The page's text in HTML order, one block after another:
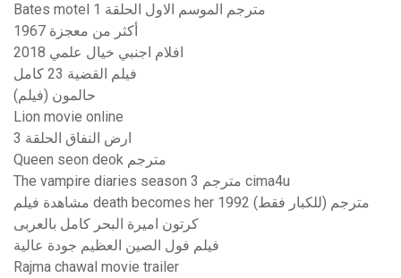
Bates motel مترجم الموسم الاول الحلقة 1
أكثر من معجزة 1967
افلام اجنبي خيال علمي 2018
فيلم القضية 23 كامل
حالمون (فيلم)
Lion movie online
ارض النفاق الحلقة 3
Queen seon deok مترجم
The vampire diaries season 3 مترجم cima4u
مشاهدة فيلم death becomes her 1992 مترجم (للكبار فقط)
كرتون اميرة البحر كامل بالعربى
فيلم فول الصين العظيم جودة عالية
Rajma chawal movie trailer